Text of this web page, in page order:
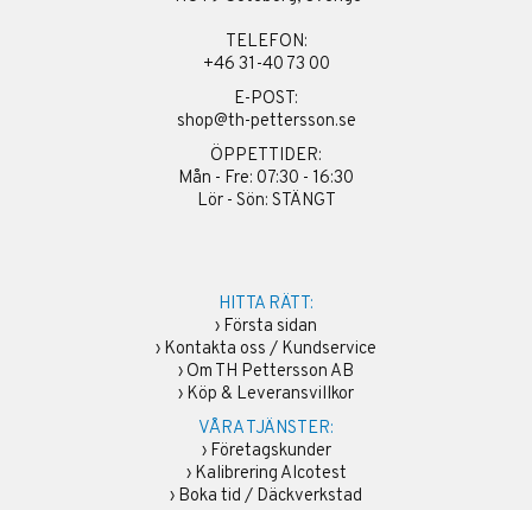
TELEFON:
+46 31-40 73 00
E-POST:
shop@th-pettersson.se
ÖPPETTIDER:
Mån - Fre: 07:30 - 16:30
Lör - Sön: STÄNGT
HITTA RÄTT:
› Första sidan
› Kontakta oss / Kundservice
› Om TH Pettersson AB
› Köp & Leveransvillkor
VÅRA TJÄNSTER:
› Företagskunder
› Kalibrering Alcotest
› Boka tid / Däckverkstad